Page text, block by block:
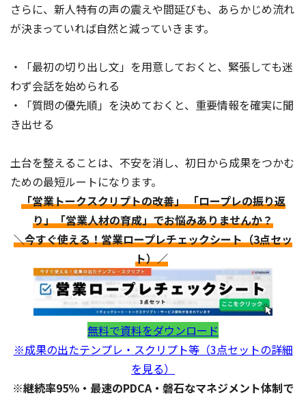
さらに、新人特有の声の震えや間延びも、あらかじめ流れ
が決まっていれば自然と減っていきます。
・「最初の切り出し文」を用意しておくと、緊張しても迷
わず会話を始められる
・「質問の優先順」を決めておくと、重要情報を確実に聞
き出せる
土台を整えることは、不安を消し、初日から成果をつかむ
ための最短ルートになります。
「営業トークスクリプトの改善」 「ロープレの振り返
り」「営業人材の育成」でお悩みありませんか？
＼今すぐ使える！営業ロープレチェックシート（3点セッ
ト）／
無料で資料をダウンロード
※成果の出たテンプレ・スクリプト等（3点セットの詳細
を見る）
※継続率95％・最速のPDCA・磐石なマネジメント体制で